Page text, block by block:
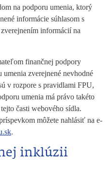
na podporu umenia, ktorý
informácie súhlasom s
informácií na
finančnej podpory
zverejnené nevhodné
v rozpore s pravidlami FPU,
umenia má právo takéto
časti webového sídla.
môžete nahlásiť na e-
.
inklúzii